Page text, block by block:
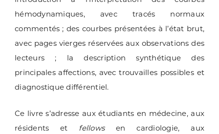
hémodynamiques, avec tracés normaux
commentés ; des courbes présentées à l’état brut,
avec pages vierges réservées aux observations des
lecteurs ; la description synthétique des
principales affections, avec trouvailles possibles et
diagnostique différentiel.
Ce livre s’adresse aux étudiants en médecine, aux
résidents et fellowsen cardiologie, aux